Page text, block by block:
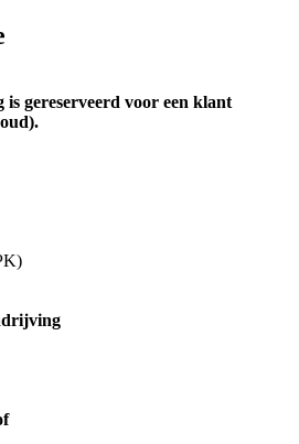
is gereserveerd voor een klant